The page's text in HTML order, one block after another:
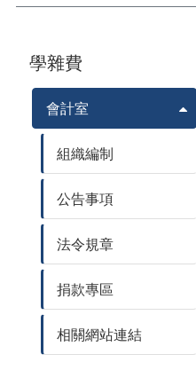
學雜費
會計室
組織編制
公告事項
法令規章
捐款專區
相關網站連結